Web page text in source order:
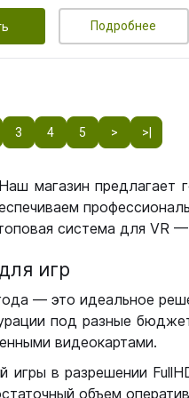
Подробнее
3 4 5 > >|
магазин
система для VR
игр
— это идеальное
под разные
видеокартами.
в разрешении
объем